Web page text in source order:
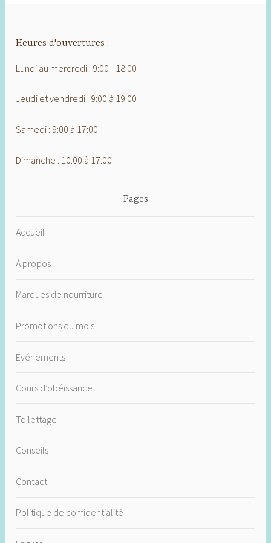
Heures d'ouvertures :
Lundi au mercredi : 9:00 - 18:00
Jeudi et vendredi : 9:00 à 19:00
Samedi : 9:00 à 17:00
Dimanche : 10:00 à 17:00
Pages
Accueil
À propos
Marques de nourriture
Promotions du mois
Événements
Cours d’obéissance
Toilettage
Conseils
Contact
Politique de confidentialité